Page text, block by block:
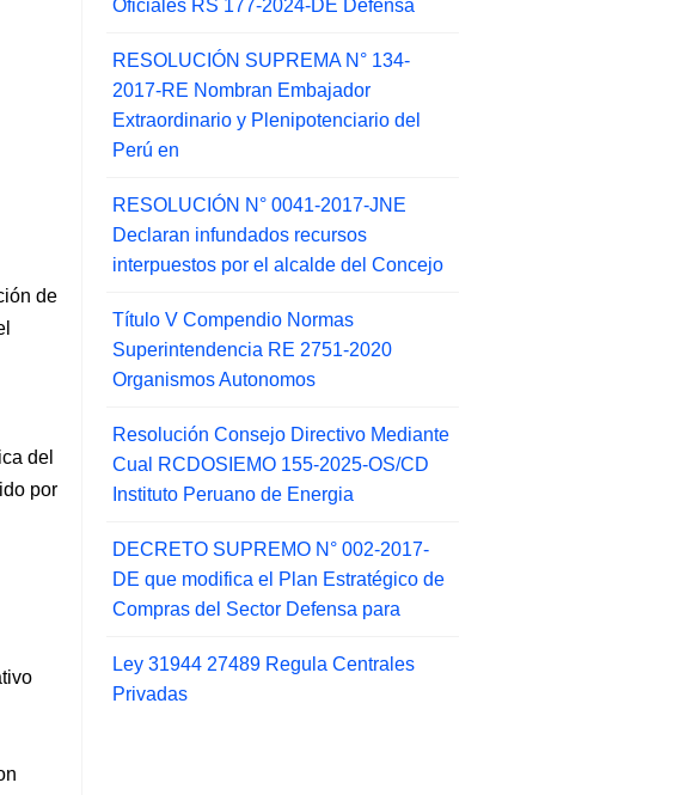
de
del
por
Oficiales RS 177-2024-DE Defensa
RESOLUCIÓN SUPREMA N° 134-
2017-RE Nombran Embajador
Extraordinario y Plenipotenciario del
Perú en
RESOLUCIÓN N° 0041-2017-JNE
Declaran infundados recursos
interpuestos por el alcalde del Concejo
Título V Compendio Normas
Superintendencia RE 2751-2020
Organismos Autonomos
Resolución Consejo Directivo Mediante
Cual RCDOSIEMO 155-2025-OS/CD
Instituto Peruano de Energia
DECRETO SUPREMO N° 002-2017-
DE que modifica el Plan Estratégico de
Compras del Sector Defensa para
Ley 31944 27489 Regula Centrales
Privadas